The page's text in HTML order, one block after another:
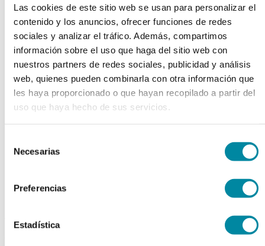
Las cookies de este sitio web se usan para personalizar el
contenido y los anuncios, ofrecer funciones de redes
sociales y analizar el tráfico. Además, compartimos
información sobre el uso que haga del sitio web con
nuestros partners de redes sociales, publicidad y análisis
web, quienes pueden combinarla con otra información que
les haya proporcionado o que hayan recopilado a partir del
uso que haya hecho de sus servicios.
Necesarias
Preferencias
Estadística
chevron_left chevron_right